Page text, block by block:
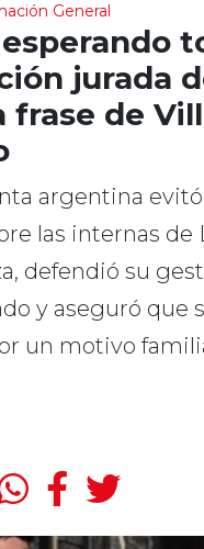
General
jurada
frase de
argentina evitó
las internas de
defendió su
y aseguró que
un motivo